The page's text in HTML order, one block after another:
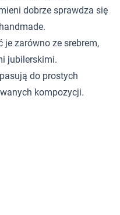
dobrze sprawdza się
je zarówno ze srebrem,
jubilerskimi.
do prostych
kompozycji.